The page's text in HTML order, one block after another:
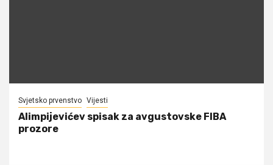
Svjetsko prvenstvo Vijesti
Alimpijevićev spisak za avgustovske FIBA
prozore